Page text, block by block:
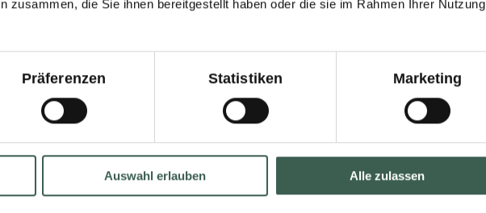
zusammen, die Sie ihnen bereitgestellt haben oder die sie im Rahmen Ihrer Nutzung
Präferenzen Statistiken Marketing
Auswahl erlauben Alle zulassen
DISCOVER RANGE